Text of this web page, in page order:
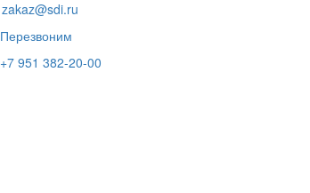
zakaz@sdi.ru
Перезвоним
+7 951 382-20-00